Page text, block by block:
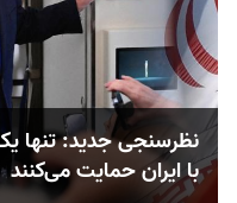
نظرسنجی جدید: تنها
با ایران حمایت می‌کنند